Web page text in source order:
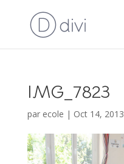
IMG_7823
par ecole | Oct 14, 2013